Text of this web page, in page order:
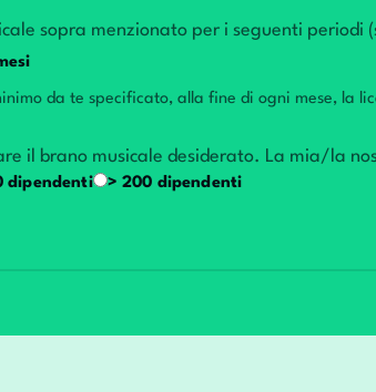
sopra menzionato per i seguenti periodi
da te specificato, alla fine di ogni mese, la
il brano musicale desiderato. La mia/la
dipendenti > 200 dipendenti